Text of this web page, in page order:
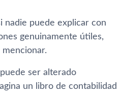
nadie puede explicar con
genuinamente útiles,
ser alterado
un libro de contabilidad